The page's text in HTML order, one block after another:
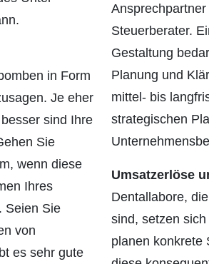
in Form
Je eher
sind Ihre
Sie
wenn diese
Ihres
Seien Sie
von
es sehr gute
Steuerberater.
Gestaltung
Planung und
mittel- bis
strategischen
Umsatzerlöse
Dentallabore,
sind, setzen
planen konkrete